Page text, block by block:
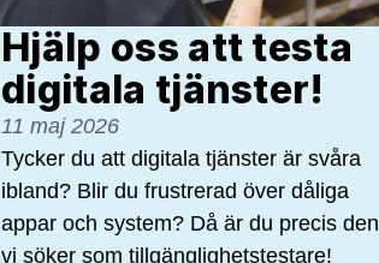
Hjälp oss att testa
digitala tjänster!
11 maj 2026
Tycker du att digitala tjänster är svåra
ibland? Blir du frustrerad över dåliga
appar och system? Då är du precis den
vi söker som tillgänglighetstestare!